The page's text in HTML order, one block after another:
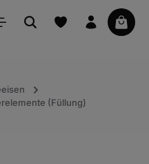
(Füllung)